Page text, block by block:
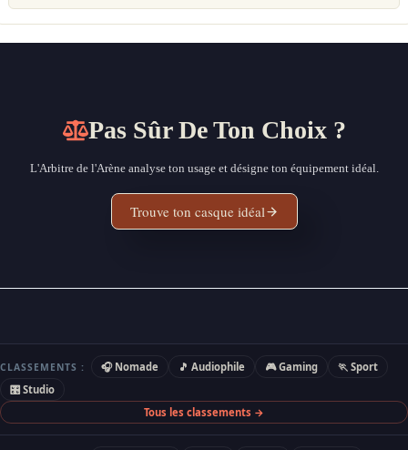
Pas Sûr De Ton Choix ?
L'Arbitre de l'Arène analyse ton usage et désigne ton équipement idéal.
Trouve ton casque idéal
CLASSEMENTS : 🎧 Nomade 🎵 Audiophile 🎮 Gaming
🏃 Sport
🎛 Studio
Tous les classements →